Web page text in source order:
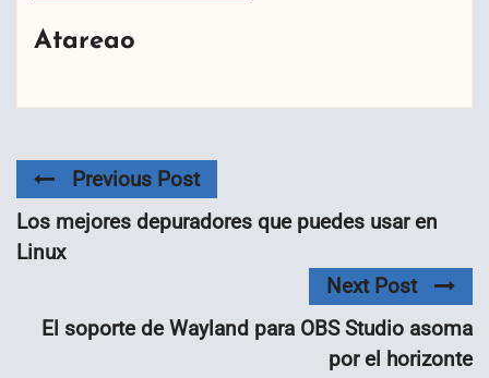
Atareao
Previous Post
Los mejores depuradores que puedes usar en
Linux
Next Post
El soporte de Wayland para OBS Studio asoma
por el horizonte